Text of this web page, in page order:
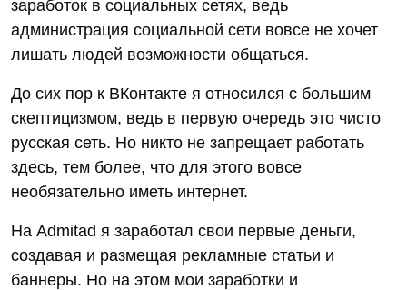
заработок в социальных сетях, ведь
администрация социальной сети вовсе не хочет
лишать людей возможности общаться.
До сих пор к ВКонтакте я относился с большим
скептицизмом, ведь в первую очередь это чисто
русская сеть. Но никто не запрещает работать
здесь, тем более, что для этого вовсе
необязательно иметь интернет.
На Admitad я заработал свои первые деньги,
создавая и размещая рекламные статьи и
баннеры. Но на этом мои заработки и